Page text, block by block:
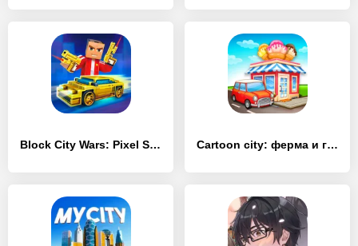
Block City Wars: Pixel Shooter Cartoon city: ферма и город